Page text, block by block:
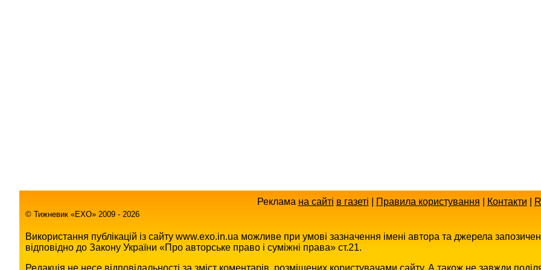
Реклама на сайті в газеті Правила користування Контакти
© Тижневик «EХO» 2009 - 2026
Використання публікацій із сайту www.exo.in.ua можливе при умові зазначення імені автора та джерела
відповідно до Закону України «Про авторське право і суміжні права» ст.21.
Редакція не несе відповідальності за зміст коментарів, розміщених користувачами сайту. А також не завжди